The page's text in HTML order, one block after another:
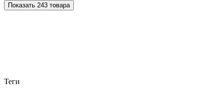
Показать 243 товара
Теги